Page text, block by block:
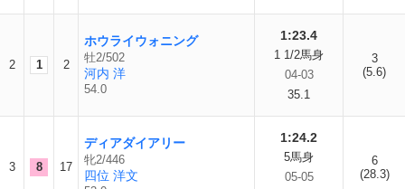
2 1 2
ホウライウォニング
牡2/502
河内 洋
54.0
1:23.4
1 1/2馬身
04-03
35.1
3
(5.6)
3 8 17
ディアダイアリー
牝2/446
四位 洋文
1:24.2
5馬身
05-05
6
(28.3)